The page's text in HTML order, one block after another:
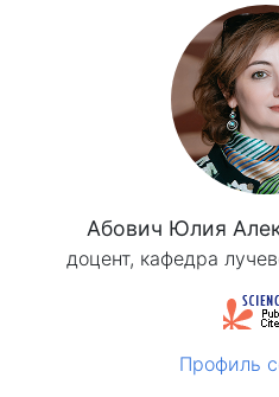
Абович Юлия
доцент, кафедра
Профиль